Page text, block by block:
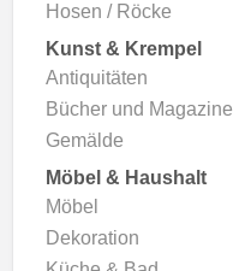
Hosen / Röcke
Kunst & Krempel
Antiquitäten
Bücher und Magazine
Gemälde
Möbel & Haushalt
Möbel
Dekoration